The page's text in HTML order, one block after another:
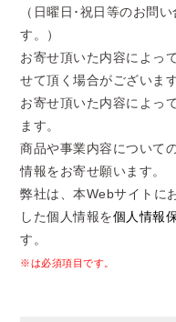
（日曜日･祝日等のお問
す。）
お寄せ頂いた内容によっ
せて頂く場合がございます
お寄せ頂いた内容によっ
ます。
商品や事業内容について
情報をお寄せ願います。
弊社は、本Webサイトに
した個人情報を個人情報
す。
※は必須項目です。